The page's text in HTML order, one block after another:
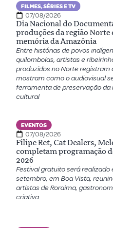
FILMES, SÉRIES E TV
07/08/2026
Dia Nacional do
produções da região Norte
memória da Amazônia
Entre histórias de povos
quilombolas, artistas e
produzidos no Norte registram
mostram como o audiovisual
ferramenta de preservação
cultural
EVENTOS
07/08/2026
Filipe Ret, Cat Dealers,
completam programação
2026
Festival gratuito será realizado
setembro, em Boa Vista,
artistas de Roraima,
criativa